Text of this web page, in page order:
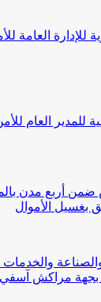
للإدارة العامة
للمدير العام
ضمن أربع مدن
بجهة مراكش آسفي